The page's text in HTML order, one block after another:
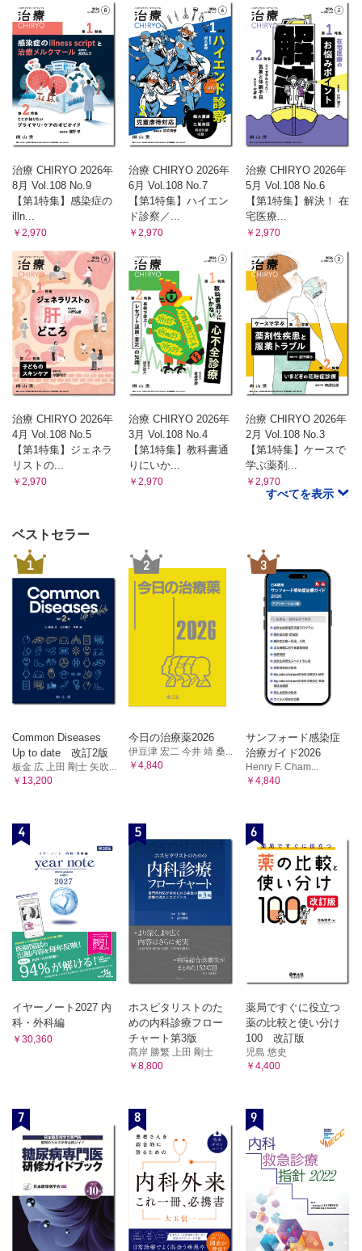
治療 CHIRYO 2026年
8月 Vol.108 No.9
【第1特集】感染症の
illn...
￥2,970
治療 CHIRYO 2026年
6月 Vol.108 No.7
【第1特集】ハイエン
ド診察／...
￥2,970
治療 CHIRYO 2026年
5月 Vol.108 No.6
【第1特集】解決！ 在
宅医療...
￥2,970
治療 CHIRYO 2026年
4月 Vol.108 No.5
【第1特集】ジェネラ
リストの...
￥2,970
治療 CHIRYO 2026年
3月 Vol.108 No.4
【第1特集】教科書通
りにいか...
￥2,970
治療 CHIRYO 2026年
2月 Vol.108 No.3
【第1特集】ケースで
学ぶ薬剤...
￥2,970
すべてを表示
ベストセラー
1
Common Diseases
Up to date 改訂2版
板金 広 上田 剛士 矢吹...
￥13,200
2
今日の治療薬2026
伊豆津 宏二 今井 靖 桑...
￥4,840
3
サンフォード感染症
治療ガイド2026
Henry F. Cham...
￥4,840
4
イヤーノート2027 内
科・外科編
￥30,360
5
ホスピタリストのた
めの内科診療フロー
チャート第3版
髙岸 勝繁 上田 剛士
￥8,800
6
薬局ですぐに役立つ
薬の比較と使い分け
100 改訂版
児島 悠史
￥4,400
7 8 9